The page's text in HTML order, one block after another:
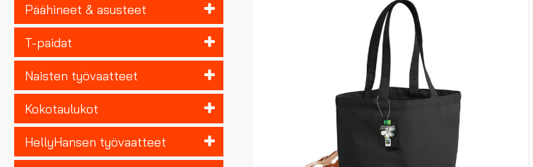
Päähineet & asusteet
T-paidat
Naisten työvaatteet
Kokotaulukot
HellyHansen työvaatteet